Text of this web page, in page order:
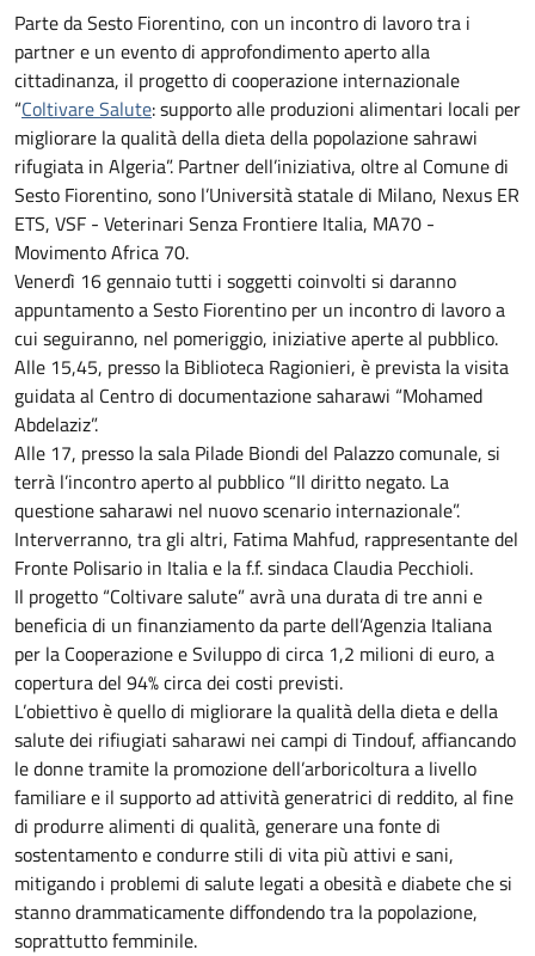
Descrizione
Parte da Sesto Fiorentino, con un incontro di lavoro tra i
partner e un evento di approfondimento aperto alla
cittadinanza, il progetto di cooperazione internazionale
“Coltivare Salute: supporto alle produzioni alimentari locali per
migliorare la qualità della dieta della popolazione sahrawi
rifugiata in Algeria”. Partner dell’iniziativa, oltre al Comune di
Sesto Fiorentino, sono l’Università statale di Milano, Nexus ER
ETS, VSF - Veterinari Senza Frontiere Italia, MA70 -
Movimento Africa 70.
Venerdì 16 gennaio tutti i soggetti coinvolti si daranno
appuntamento a Sesto Fiorentino per un incontro di lavoro a
cui seguiranno, nel pomeriggio, iniziative aperte al pubblico.
Alle 15,45, presso la Biblioteca Ragionieri, è prevista la visita
guidata al Centro di documentazione saharawi “Mohamed
Abdelaziz”.
Alle 17, presso la sala Pilade Biondi del Palazzo comunale, si
terrà l’incontro aperto al pubblico “Il diritto negato. La
questione saharawi nel nuovo scenario internazionale”.
Interverranno, tra gli altri, Fatima Mahfud, rappresentante del
Fronte Polisario in Italia e la f.f. sindaca Claudia Pecchioli.
Il progetto “Coltivare salute” avrà una durata di tre anni e
beneficia di un finanziamento da parte dell’Agenzia Italiana
per la Cooperazione e Sviluppo di circa 1,2 milioni di euro, a
copertura del 94% circa dei costi previsti.
L’obiettivo è quello di migliorare la qualità della dieta e della
salute dei rifiugiati saharawi nei campi di Tindouf, affiancando
le donne tramite la promozione dell’arboricoltura a livello
familiare e il supporto ad attività generatrici di reddito, al fine
di produrre alimenti di qualità, generare una fonte di
sostentamento e condurre stili di vita più attivi e sani,
mitigando i problemi di salute legati a obesità e diabete che si
stanno drammaticamente diffondendo tra la popolazione,
soprattutto femminile.